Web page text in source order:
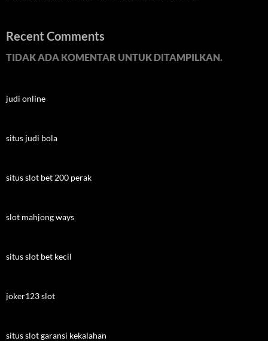
Recent Comments
TIDAK ADA KOMENTAR UNTUK DITAMPILKAN.
judi online
situs judi bola
situs slot bet 200 perak
slot mahjong ways
situs slot bet kecil
joker123 slot
situs slot garansi kekalahan